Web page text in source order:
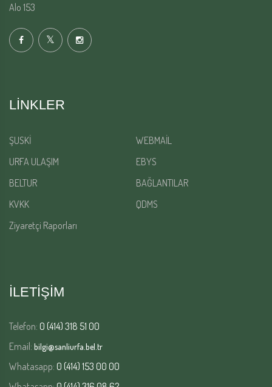
Alo 153
LINKLER
ŞUSKİ
WEBMAİL
URFA ULAŞIM
EBYS
BELTUR
BAĞLANTILAR
KVKK
QDMS
Ziyaretçi Raporları
İLETİŞİM
Telefon: 0 (414) 318 51 00
Email: bilgi@sanliurfa.bel.tr
Whatasapp: 0 (414) 153 00 00